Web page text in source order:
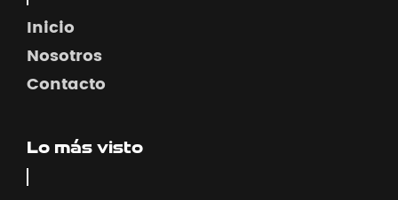
Inicio
Nosotros
Contacto
Lo más visto